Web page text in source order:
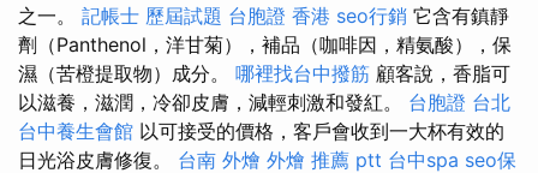
之一。 記帳士 歷屆試題 台胞證 香港 seo行銷 它含有鎮靜
劑（Panthenol，洋甘菊），補品（咖啡因，精氨酸），保
濕（苦橙提取物）成分。 哪裡找台中撥筋 顧客說，香脂可
以滋養，滋潤，冷卻皮膚，減輕刺激和發紅。 台胞證 台北
台中養生會館 以可接受的價格，客戶會收到一大杯有效的
日光浴皮膚修復。 台南 外燴 外燴 推薦 ptt 台中spa seo保